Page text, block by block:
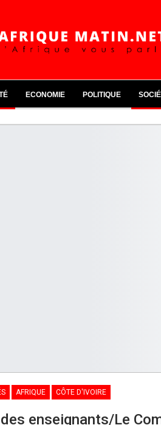
ECONOMIE POLITIQUE
AFRIQUE CÔTE D'IVOIRE
des enseignants/Le